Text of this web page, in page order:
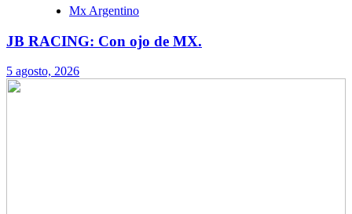
Mx Argentino
JB RACING: Con ojo de MX.
5 agosto, 2026